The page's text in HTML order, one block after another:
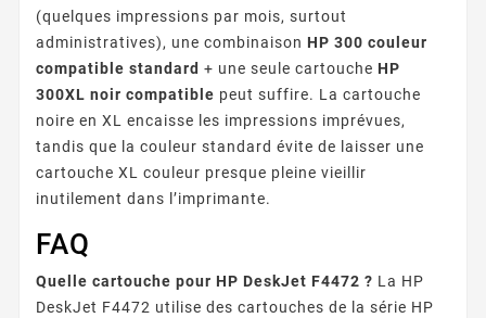
(quelques impressions par mois, surtout
administratives), une combinaison HP 300 couleur
compatible standard + une seule cartouche HP
300XL noir compatible peut suffire. La cartouche
noire en XL encaisse les impressions imprévues,
tandis que la couleur standard évite de laisser une
cartouche XL couleur presque pleine vieillir
inutilement dans l’imprimante.
FAQ
Quelle cartouche pour HP DeskJet F4472 ? La HP
DeskJet F4472 utilise des cartouches de la série HP